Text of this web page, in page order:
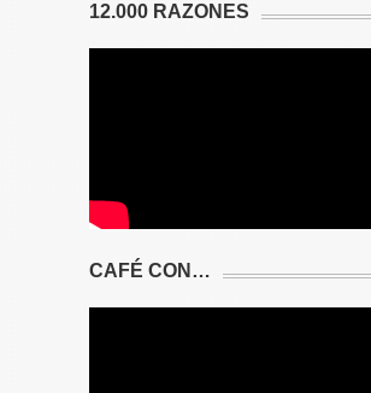
12.000 RAZONES
CAFÉ CON…